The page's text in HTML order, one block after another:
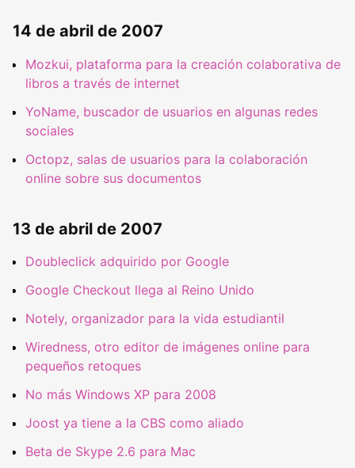
14 de abril de 2007
Mozkui, plataforma para la creación colaborativa de
libros a través de internet
YoName, buscador de usuarios en algunas redes
sociales
Octopz, salas de usuarios para la colaboración
online sobre sus documentos
13 de abril de 2007
Doubleclick adquirido por Google
Google Checkout llega al Reino Unido
Notely, organizador para la vida estudiantil
Wiredness, otro editor de imágenes online para
pequeños retoques
No más Windows XP para 2008
Joost ya tiene a la CBS como aliado
Beta de Skype 2.6 para Mac